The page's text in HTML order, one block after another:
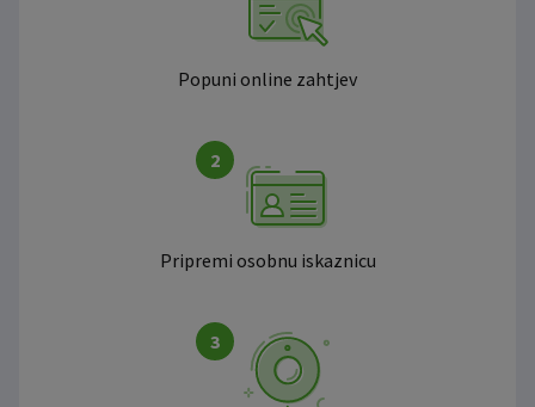
Popuni online zahtjev
2
Pripremi osobnu iskaznicu
3